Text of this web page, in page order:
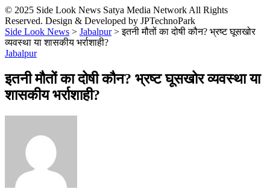
© 2025 Side Look News Satya Media Network All Rights
Reserved. Design & Developed by JPTechnoPark
Side Look News > Jabalpur>इतनी मौतों का दोषी कौन? भ्रष्ट घूसखोर
व्यवस्था या शासकीय भर्राशाही?
Jabalpur
इतनी मौतों का दोषी कौन? भ्रष्ट घूसखोर व्यवस्था या
शासकीय भर्राशाही?